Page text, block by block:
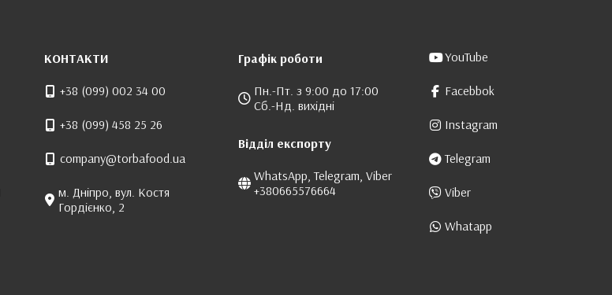
КОНТАКТИ
+38 (099) 002 34 00
+38 (099) 458 25 26
company@torbafood.ua
м. Дніпро, вул. Костя
Гордієнко, 2
Графік роботи
Пн.-Пт. з 9:00 до 17:00
Сб.-Нд. вихідні
Відділ експорту
WhatsApp, Telegram, Viber
+380665576664
YouTube
Facebbok
Instagram
Telegram
Viber
Whatapp